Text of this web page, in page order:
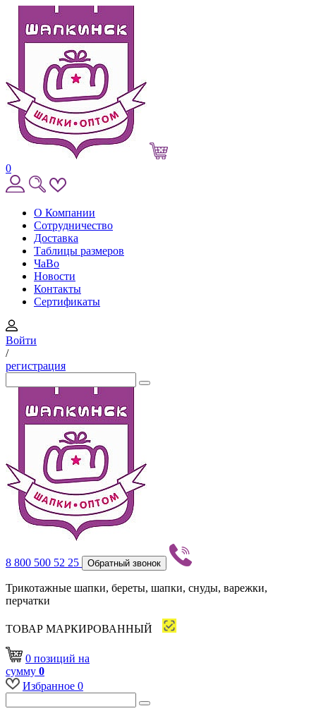
0
О Компании
Сотрудничество
Доставка
Таблицы размеров
ЧаВо
Новости
Контакты
Сертификаты
Войти
/
регистрация
8 800 500 52 25 Обратный звонок
Трикотажные шапки, береты, шапки, снуды, варежки,
перчатки
ТОВАР МАРКИРОВАННЫЙ
0 позиций на
сумму 0
Избранное 0